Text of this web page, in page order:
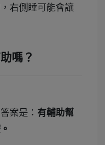
右側睡可能會讓
嗎？
案是： 有輔助幫